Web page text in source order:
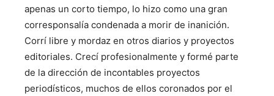
apenas un corto tiempo, lo hizo como una gran
corresponsalía condenada a morir de inanición.
Corrí libre y mordaz en otros diarios y proyectos
editoriales. Crecí profesionalmente y formé parte
de la dirección de incontables proyectos
periodísticos, muchos de ellos coronados por el